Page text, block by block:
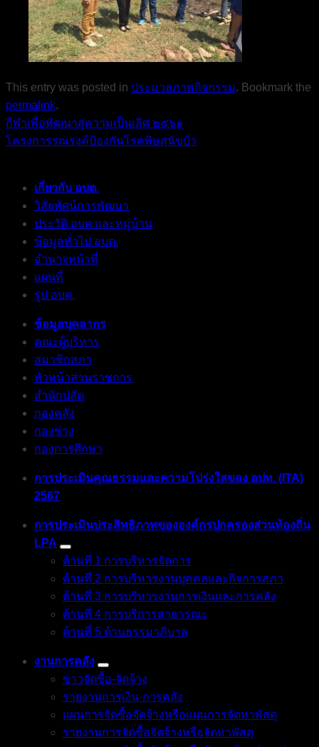
This entry was posted in ประมวลภาพกิจกรรม. Bookmark the
permalink.
กีฬาเพื่อพัฒนาสู่ความเป็นเลิศ ๒๕๖๑
โครงการรณรงค์ป้องกันโรคพิษสุนัขบ้า
เกี่ยวกับ อบต.
วิสัยทัศน์การพัฒนา
ประวัติ อบต.และหมู่บ้าน
ข้อมูลทั่วไป อบต.
อำนาจหน้าที่
แผนที่
รูป อบต.
ข้อมูลบุคลากร
คณะผู้บริหาร
สมาชิกสภา
หัวหน้าส่วนราชการ
สำนักปลัด
กองคลัง
กองช่าง
กองการศึกษา
การประเมินคุณธรรมและความโปร่งใสของ อปท. (ITA)
2567
การประเมินประสิทธิภาพขององค์กรปกครองส่วนท้องถิ่น
LPA
ด้านที่ 1 การบริหารจัดการ
ด้านที่ 2 การบริหารงานบุคคลและกิจการสภา
ด้านที่ 3 การบริหารงานการเงินและการคลัง
ด้านที่ 4 การบริการสาธารณะ
ด้านที่ 5 ด้านธรรมาภิบาล
งานการคลัง
ข่าวจัดซื้อ-จัดจ้าง
รายงานการเงิน-การคลัง
แผนการจัดซื้อจัดจ้างหรือแผนการจัดหาพัสดุ
รายงานการจัดซื้อจัดจ้างหรือจัดหาพัสดุ